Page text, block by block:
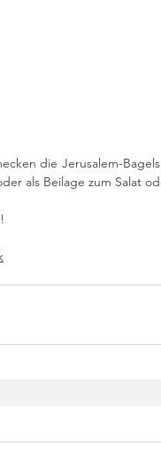
die Jerusalem-
als Beilage zum Salat